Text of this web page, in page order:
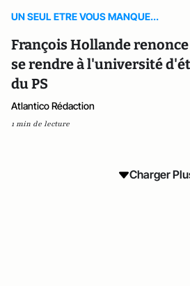
UN SEUL ETRE VOUS MANQUE...
François Hollande renonce
se rendre à l'université
du PS
Atlantico Rédaction
1 min de lecture
Charger